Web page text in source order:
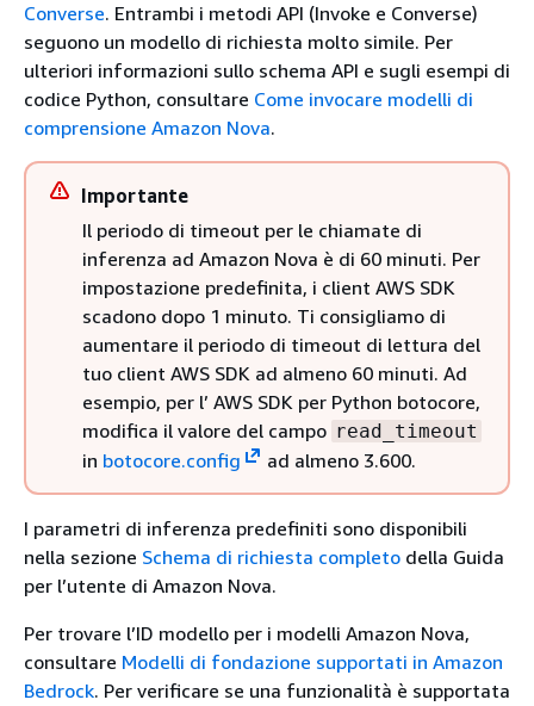
Converse. Entrambi i metodi API (Invoke e Converse)
seguono un modello di richiesta molto simile. Per
ulteriori informazioni sullo schema API e sugli esempi di
codice Python, consultare Come invocare modelli di
comprensione Amazon Nova.
Importante
Il periodo di timeout per le chiamate di
inferenza ad Amazon Nova è di 60 minuti. Per
impostazione predefinita, i client AWS SDK
scadono dopo 1 minuto. Ti consigliamo di
aumentare il periodo di timeout di lettura del
tuo client AWS SDK ad almeno 60 minuti. Ad
esempio, per l’ AWS SDK per Python botocore,
modifica il valore del campo read_timeout
in botocore.config ad almeno 3.600.
I parametri di inferenza predefiniti sono disponibili
nella sezione Schema di richiesta completo della Guida
per l’utente di Amazon Nova.
Per trovare l’ID modello per i modelli Amazon Nova,
consultare Modelli di fondazione supportati in Amazon
Bedrock. Per verificare se una funzionalità è supportata